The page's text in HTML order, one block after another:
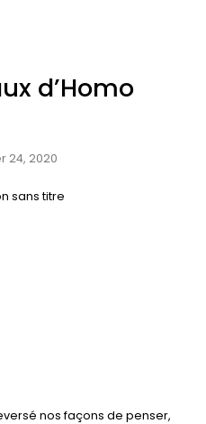
d’Homo
24, 2020
nos façons de penser,